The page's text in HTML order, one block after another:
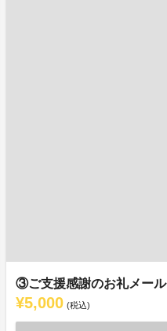
③ご支援感謝のお礼メール
¥5,000 (税込)